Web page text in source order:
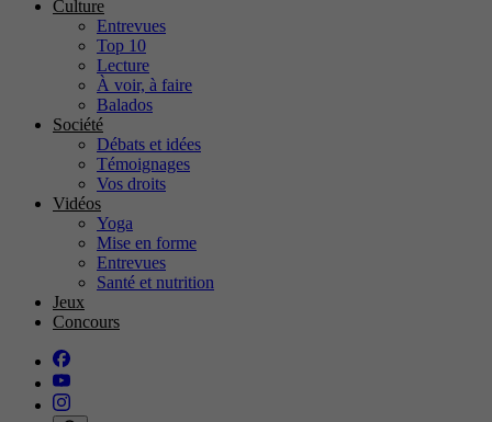
Culture
Entrevues
Top 10
Lecture
À voir, à faire
Balados
Société
Débats et idées
Témoignages
Vos droits
Vidéos
Yoga
Mise en forme
Entrevues
Santé et nutrition
Jeux
Concours